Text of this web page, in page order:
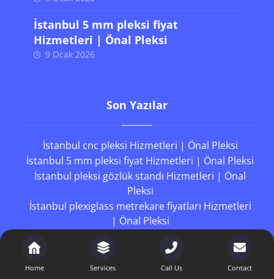
İstanbul 5 mm pleksi fiyat
Hizmetleri | Önal Pleksi
9 Ocak 2026
Son Yazılar
İstanbul cnc pleksi Hizmetleri | Önal Pleksi
İstanbul 5 mm pleksi fiyat Hizmetleri | Önal Pleksi
İstanbul pleksi gözlük standı Hizmetleri | Önal
Pleksi
İstanbul plexiglass metrekare fiyatları Hizmetleri
| Önal Pleksi
Home Services Call Us Contact